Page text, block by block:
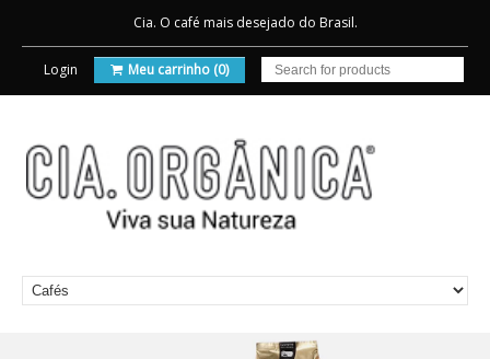
Cia. O café mais desejado do Brasil.
Login Meu carrinho (0)
Cia Store